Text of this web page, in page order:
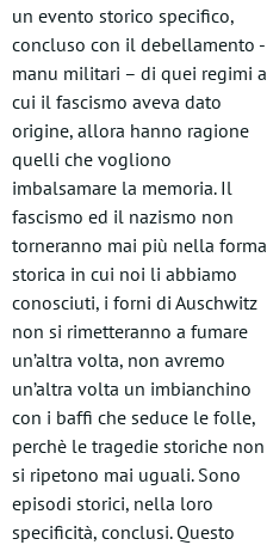
un evento storico specifico,
concluso con il debellamento -
manu militari – di quei regimi a
cui il fascismo aveva dato
origine, allora hanno ragione
quelli che vogliono
imbalsamare la memoria. Il
fascismo ed il nazismo non
torneranno mai più nella forma
storica in cui noi li abbiamo
conosciuti, i forni di Auschwitz
non si rimetteranno a fumare
un’altra volta, non avremo
un’altra volta un imbianchino
con i baffi che seduce le folle,
perchè le tragedie storiche non
si ripetono mai uguali. Sono
episodi storici, nella loro
specificità, conclusi. Questo